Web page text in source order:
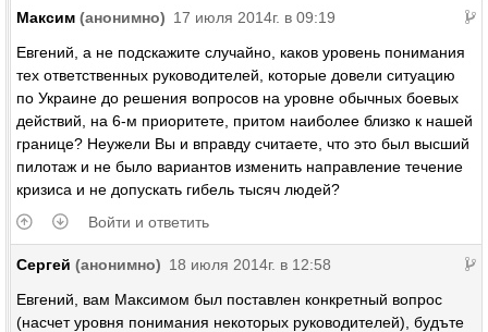
Максим (анонимно) 17 июля 2014г. в 09:19
Евгений, а не подскажите случайно, каков уровень понимания
тех ответственных руководителей, которые довели ситуацию
по Украине до решения вопросов на уровне обычных боевых
действий, на 6-м приоритете, притом наиболее близко к нашей
границе? Неужели Вы и вправду считаете, что это был высший
пилотаж и не было вариантов изменить направление течение
кризиса и не допускать гибель тысяч людей?
Войти и ответить
Сергей (анонимно) 18 июля 2014г. в 12:58
Евгений, вам Максимом был поставлен конкретный вопрос
(насчет уровня понимания некоторых руководителей), будъте